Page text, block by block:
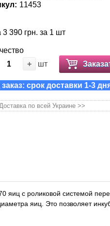
11453
3 390 грн. за 1 шт
+ шт
срок доставки 1-3
по всей Украине >>
яиц с роликовой системой
яиц. Это позволяет